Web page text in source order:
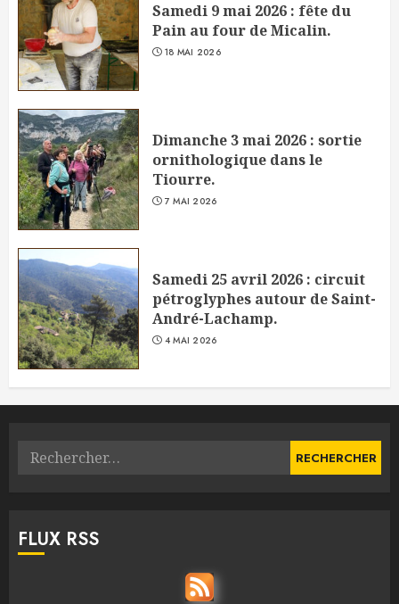
Samedi 9 mai 2026 : fête du
Pain au four de Micalin.
18 MAI 2026
Dimanche 3 mai 2026 : sortie
ornithologique dans le
Tiourre.
7 MAI 2026
Samedi 25 avril 2026 : circuit
pétroglyphes autour de Saint-
André-Lachamp.
4 MAI 2026
Rechercher :
FLUX RSS